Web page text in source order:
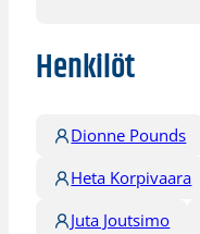
Henkilöt
Dionne Pounds
Heta Korpivaara
Juta Joutsimo